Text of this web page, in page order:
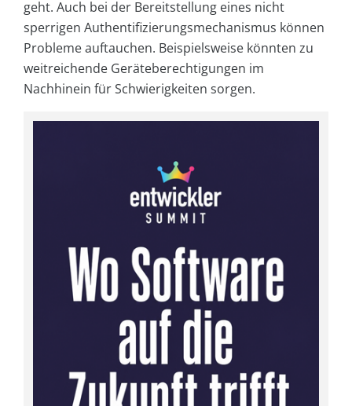
geht. Auch bei der Bereitstellung eines nicht
sperrigen Authentifizierungsmechanismus können
Probleme auftauchen. Beispielsweise könnten zu
weitreichende Geräteberechtigungen im
Nachhinein für Schwierigkeiten sorgen.